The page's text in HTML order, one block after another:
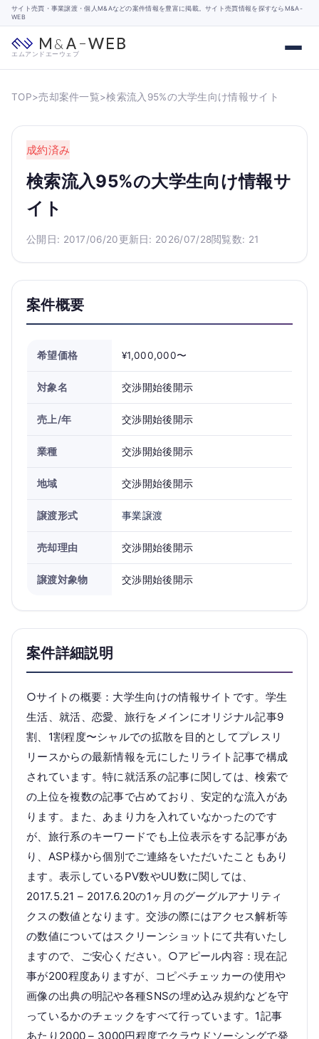
サイト売買・事業譲渡・個人M&Aなどの案件情報を豊富に掲載。サイト売買情報を探すならM&A-
WEB
エムアンドエーウェブ
TOP>売却案件一覧>検索流入95%の大学生向け情報サイト
成約済み
検索流入95%の大学生向け情報サ
イト
公開日: 2017/06/20更新日: 2026/07/28閲覧数: 21
案件概要
希望価格 ¥1,000,000〜
対象名 交渉開始後開示
売上/年 交渉開始後開示
業種 交渉開始後開示
地域 交渉開始後開示
譲渡形式 事業譲渡
売却理由 交渉開始後開示
譲渡対象物 交渉開始後開示
案件詳細説明
○サイトの概要：大学生向けの情報サイトです。学生
生活、就活、恋愛、旅行をメインにオリジナル記事9
割、1割程度〜シャルでの拡散を目的としてプレスリ
リースからの最新情報を元にしたリライト記事で構成
されています。特に就活系の記事に関しては、検索で
の上位を複数の記事で占めており、安定的な流入があ
ります。また、あまり力を入れていなかったのです
が、旅行系のキーワードでも上位表示をする記事があ
り、ASP様から個別でご連絡をいただいたこともあり
ます。表示しているPV数やUU数に関しては、
2017.5.21 – 2017.6.20の1ヶ月のグーグルアナリティ
クスの数値となります。交渉の際にはアクセス解析等
の数値についてはスクリーンショットにて共有いたし
ますので、ご安心ください。○アピール内容：現在記
事が200程度ありますが、コピペチェッカーの使用や
画像の出典の明記や各種SNSの埋め込み規約などを守
っているかのチェックをすべて行っています。1記事
あたり2000 – 3000円程度でクラウドソーシングで発